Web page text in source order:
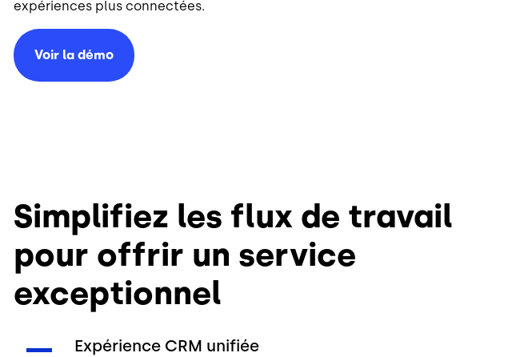
expériences plus connectées.
Voir la démo
Simplifiez les flux de travail
pour offrir un service
exceptionnel
Expérience CRM unifiée